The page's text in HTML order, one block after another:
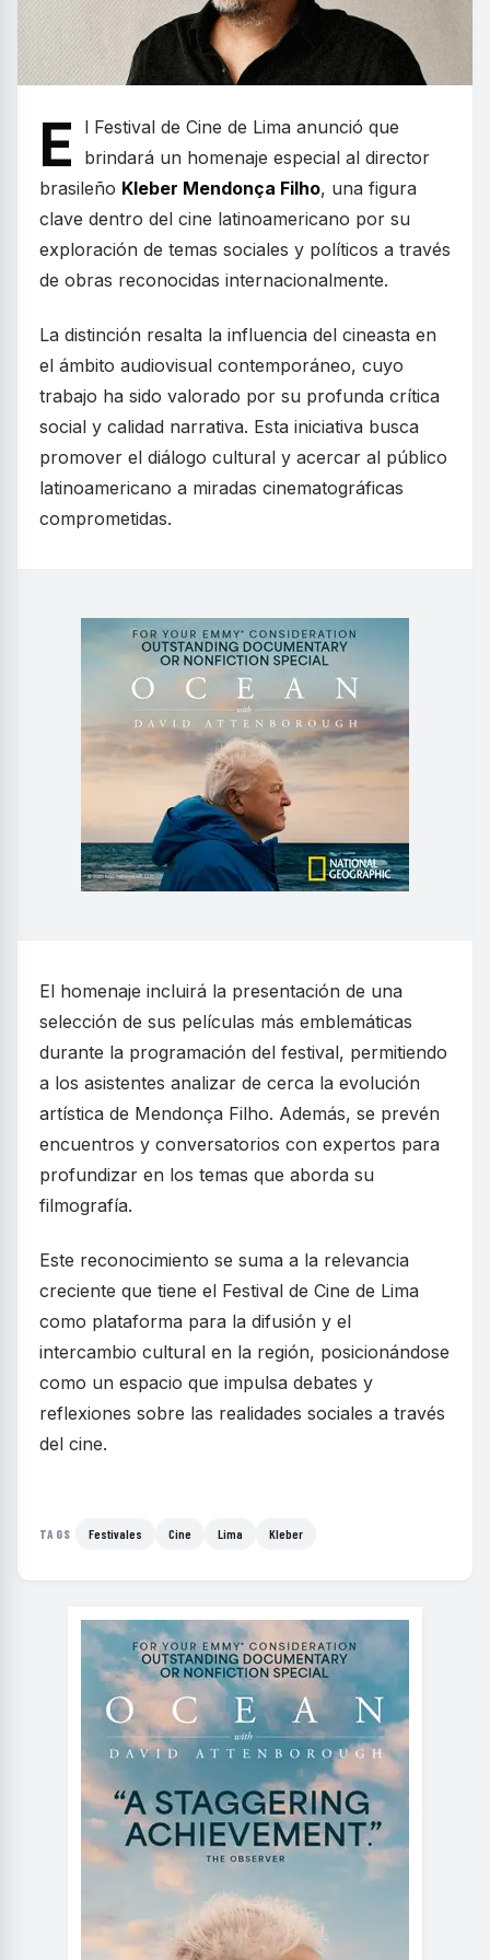
E
l Festival de Cine de Lima anunció que
brindará un homenaje especial al director
brasileño Kleber Mendonça Filho, una figura
clave dentro del cine latinoamericano por su
exploración de temas sociales y políticos a través
de obras reconocidas internacionalmente.
La distinción resalta la influencia del cineasta en
el ámbito audiovisual contemporáneo, cuyo
trabajo ha sido valorado por su profunda crítica
social y calidad narrativa. Esta iniciativa busca
promover el diálogo cultural y acercar al público
latinoamericano a miradas cinematográficas
comprometidas.
El homenaje incluirá la presentación de una
selección de sus películas más emblemáticas
durante la programación del festival, permitiendo
a los asistentes analizar de cerca la evolución
artística de Mendonça Filho. Además, se prevén
encuentros y conversatorios con expertos para
profundizar en los temas que aborda su
filmografía.
Este reconocimiento se suma a la relevancia
creciente que tiene el Festival de Cine de Lima
como plataforma para la difusión y el
intercambio cultural en la región, posicionándose
como un espacio que impulsa debates y
reflexiones sobre las realidades sociales a través
del cine.
TAGS Festivales Cine Lima Kleber